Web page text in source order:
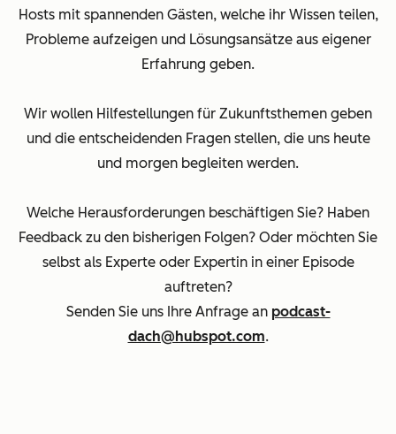
Hosts mit spannenden Gästen, welche ihr Wissen teilen,
Probleme aufzeigen und Lösungsansätze aus eigener
Erfahrung geben.
Wir wollen Hilfestellungen für Zukunftsthemen geben
und die entscheidenden Fragen stellen, die uns heute
und morgen begleiten werden.
Welche Herausforderungen beschäftigen Sie? Haben
Feedback zu den bisherigen Folgen? Oder möchten Sie
selbst als Experte oder Expertin in einer Episode
auftreten?
Senden Sie uns Ihre Anfrage an podcast-
dach@hubspot.com.